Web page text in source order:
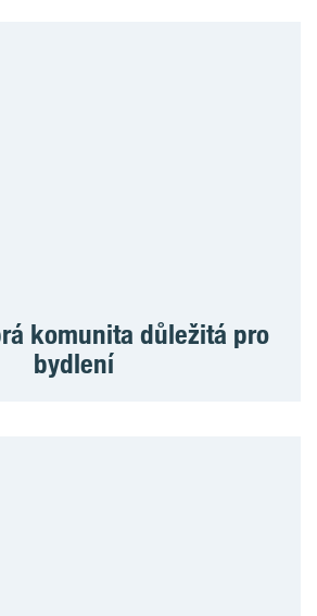
komunita důležitá pro
bydlení